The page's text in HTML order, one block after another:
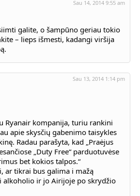
Sau 14, 2014 9:55 am
galite, o šampūno geriau tokio
– lieps išmesti, kadangi viršija
Sau 13, 2014 1:14 pm
Ryanair kompanija, turiu rankini
apie skysčių gabenimo taisykles
Radau parašyta, kad „Praėjus
„Duty Free“ parduotuvėse
bet kokios talpos.“
ar tikrai bus galima i mažą
alkoholio ir jo Airijoje po skrydžio